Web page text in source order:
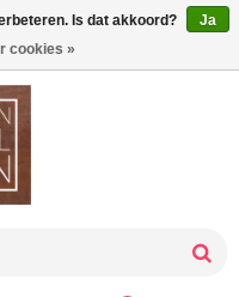
Is dat akkoord?
Ja
cookies »